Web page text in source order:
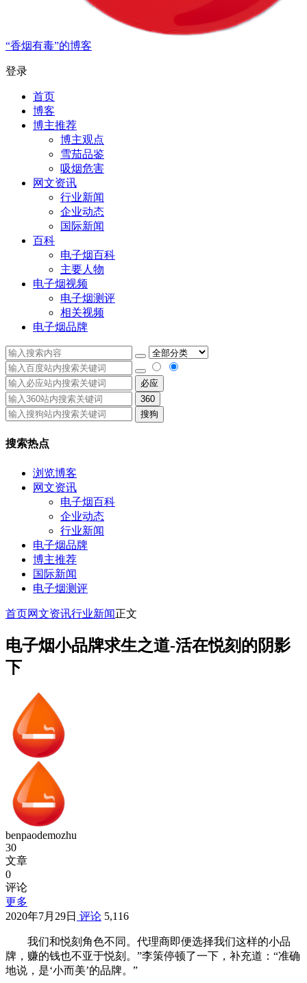
“香烟有毒”的博客
登录
首页
博客
博主推荐
博主观点
雪茄品鉴
吸烟危害
网文资讯
行业新闻
企业动态
国际新闻
百科
电子烟百科
主要人物
电子烟视频
电子烟测评
相关视频
电子烟品牌
必应
360
搜狗
搜索热点
浏览博客
网文资讯
电子烟百科
企业动态
行业新闻
电子烟品牌
博主推荐
国际新闻
电子烟测评
首页网文资讯行业新闻正文
电子烟小品牌求生之道-活在悦刻的阴影
下
benpaodemozhu
30
文章
0
评论
更多
2020年7月29日 评论 5,116
我们和悦刻角色不同。代理商即便选择我们这样的小品
牌，赚的钱也不亚于悦刻。”李策停顿了一下，补充道：“准确
地说，是‘小而美’的品牌。”